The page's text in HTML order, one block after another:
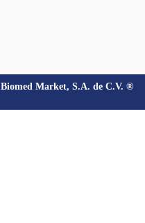
Biomed Market, S.A. de C.V. ®